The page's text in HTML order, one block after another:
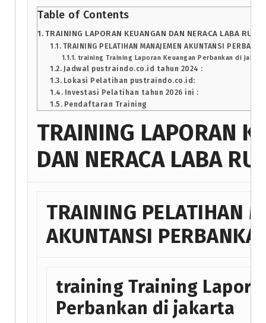
Table of Contents
TRAINING LAPORAN KEUANGAN DAN NERACA LABA RUGI
TRAINING PELATIHAN MANAJEMEN AKUNTANSI
training Training Laporan Keuangan Perbankan di
Jadwal pustraindo.co.id tahun 2024 :
Lokasi Pelatihan pustraindo.co.id:
Investasi Pelatihan tahun 2026 ini :
Pendaftaran Training
TRAINING LAPORAN
DAN NERACA LABA
TRAINING PELATIHAN
AKUNTANSI
training Training
Perbankan di jakarta